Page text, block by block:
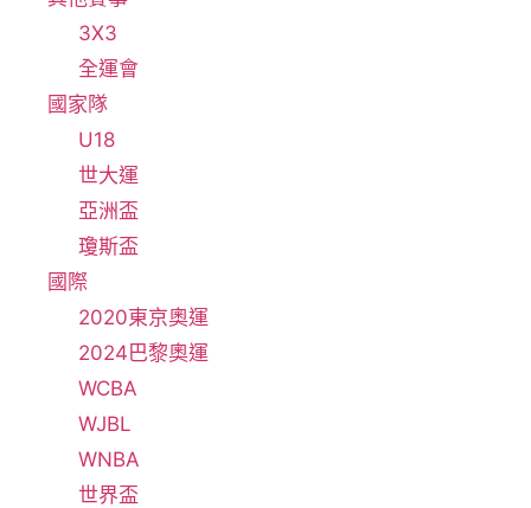
3X3
全運會
國家隊
U18
世大運
亞洲盃
瓊斯盃
國際
2020東京奧運
2024巴黎奧運
WCBA
WJBL
WNBA
世界盃